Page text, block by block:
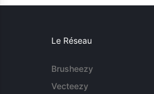
Le Réseau
Brusheezy
Vecteezy